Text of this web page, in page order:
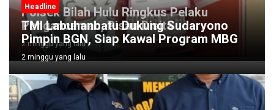
Polsek Bilah Hulu Ringkus Pelaku
Pengancaman, Pisau Disita
2 minggu yang lalu
Headline
TMI Labuhanbatu Dukung Sudaryono
Pimpin BGN, Siap Kawal Program MBG
2 minggu yang lalu